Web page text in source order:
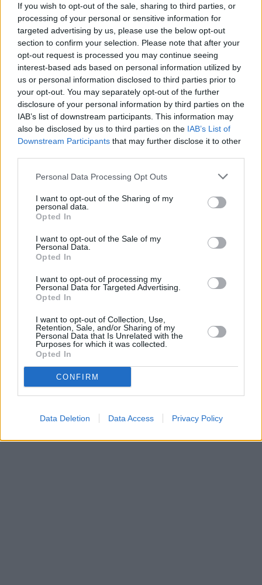
If you wish to opt-out of the sale, sharing to third parties, or
processing of your personal or sensitive information for
targeted advertising by us, please use the below opt-out
section to confirm your selection. Please note that after your
opt-out request is processed you may continue seeing
interest-based ads based on personal information utilized by
us or personal information disclosed to third parties prior to
your opt-out. You may separately opt-out of the further
disclosure of your personal information by third parties on the
IAB’s list of downstream participants. This information may
also be disclosed by us to third parties on the IAB’s List of
Downstream Participants that may further disclose it to other
Personal Data Processing Opt Outs
I want to opt-out of the Sharing of my
personal data.
Opted In
I want to opt-out of the Sale of my
Personal Data.
Opted In
I want to opt-out of processing my
Personal Data for Targeted Advertising.
Opted In
I want to opt-out of Collection, Use,
Retention, Sale, and/or Sharing of my
Personal Data that Is Unrelated with the
Purposes for which it was collected.
Opted In
CONFIRM
Data Deletion Data Access Privacy Policy
Odstartoval první kanál pro Romy - TV Romana. Dočasně
FTA
03.04.2019 20:21
Ze satelitu je možné přijímat zkušební vysílání první
slovenské televizní stanice určené pro romskou komunitu s
názvem TV Romana. Vysílání je přechodně šířeno
nekódovaně (FTA) a je proto dostupné pro všechny diváky
volně vysílaných programů.
Satelitní HD přijímač PANACCESS MAGNET-TV COMBO
01.12.2018 05:55
Recenze seznamuje čtenáře s dalším zařízením pro příjem
nové satelitní televize Magnet TV, která je šířena pomocí white
label platformy Pantelio na družici Hispasat na pozici 30°
západně. Pro příjem Magnet TV...
10.11.2018 04:44
Recenze představuje první zařízení pro příjem nové satelitní
dalších recenzích se seznámíme se satelitním UHD
COMBO přijímačem s vestavěným dekodérem Panaccess a
představíme si také vhodné...
Magnet TV s kanály skupiny Discovery v HD
22.10.2018 09:49
Jak již server parabola.cz informoval, v rámci satelitní
Magnet TV, která využívá kapacitu platformy Pantelia,
tak automaticky získává...
1 2
Parabola.cz- web o satelitní, terestrické a kabelové televizi, ©